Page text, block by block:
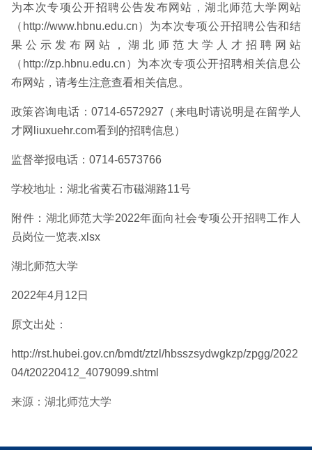
为本次专项公开招聘公告发布网站，湖北师范大学网站
（http://www.hbnu.edu.cn）为本次专项公开招聘公告和结
果公示发布网站，湖北师范大学人才招聘网站
（http://zp.hbnu.edu.cn）为本次专项公开招聘相关信息公
布网站，请考生注意查看相关信息。
政策咨询电话：0714-6572927（来电时请说明是在留学人
才网liuxuehr.com看到的招聘信息）
监督举报电话：0714-6573766
学校地址：湖北省黄石市磁湖路11号
附件：湖北师范大学2022年面向社会专项公开招聘工作人
员岗位一览表.xlsx
湖北师范大学
2022年4月12日
原文出处：
http://rst.hubei.gov.cn/bmdt/ztzl/hbsszsydwgkzp/zpgg/2022
04/t20220412_4079099.shtml
来源：湖北师范大学